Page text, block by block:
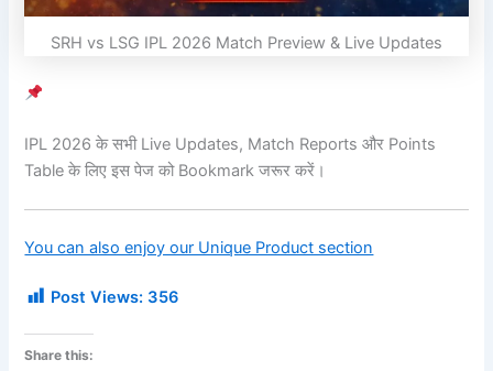
SRH vs LSG IPL 2026 Match Preview & Live Updates
IPL 2026 के सभी Live Updates, Match Reports और Points
Table के लिए इस पेज को Bookmark जरूर करें।
You can also enjoy our Unique Product section
Post Views: 356
Share this: